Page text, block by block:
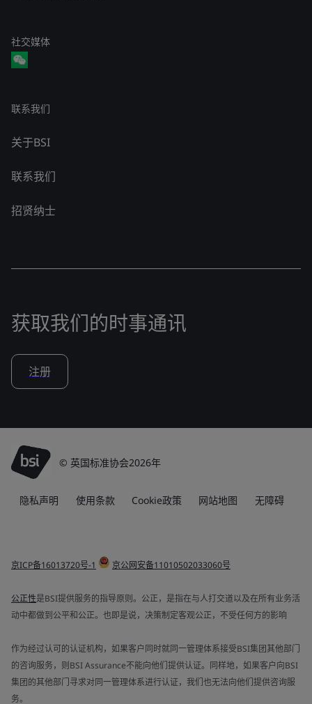
社交媒体
联系我们
关于BSI
联系我们
招贤纳士
获取我们的时事通讯
注册
© 英国标准协会2026年
隐私声明 使用条款 Cookie政策 网站地图 无障碍
京ICP备16013720号-1 京公网安备11010502033060号
公正性是BSI提供服务的指导原则。公正，是指在与人打交道以及在所有业务活
动中都做到公平和公正。也即是说，决策制定客观公正，不受任何方的影响
作为经过认可的认证机构，如果客户同时就同一管理体系接受BSI集团其他部门
的咨询服务，则BSI Assurance不能向他们提供认证。同样地，如果客户向BSI
集团的其他部门寻求对同一管理体系进行认证，我们也无法向他们提供咨询服
务。